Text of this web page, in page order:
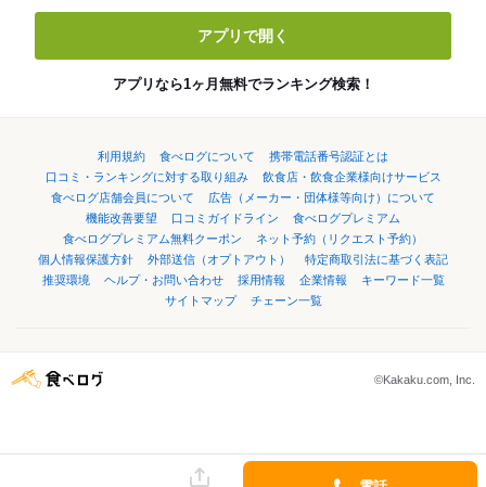
アプリで開く
アプリなら1ヶ月無料でランキング検索！
利用規約 食べログについて
携帯電話番号認証とは
口コミ・ランキングに対する取り組み
飲食店・飲食企業様向けサービス
食べログ店舗会員について
広告（メーカー・団体様等向け）について
機能改善要望
口コミガイドライン
食べログプレミアム
食べログプレミアム無料クーポン
ネット予約（リクエスト予約）
個人情報保護方針
外部送信（オプトアウト）
特定商取引法に基づく表記
推奨環境
ヘルプ・お問い合わせ 採用情報 企業情報
キーワード一覧
サイトマップ
チェーン一覧
©Kakaku.com, Inc.